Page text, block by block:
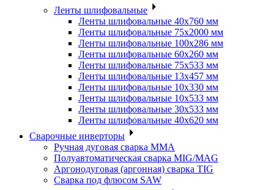
Ленты шлифовальные
Ленты шлифовальные 40х760 мм
Ленты шлифовальные 75х2000 мм
Ленты шлифовальные 100х286 мм
Ленты шлифовальные 60х260 мм
Ленты шлифовальные 75х533 мм
Ленты шлифовальные 13х457 мм
Ленты шлифовальные 10х330 мм
Ленты шлифовальные 10х533 мм
Ленты шлифовальные 30х533 мм
Ленты шлифовальные 40х620 мм
Сварочные инверторы
Ручная дуговая сварка MMA
Полуавтоматическая сварка MIG/MAG
Аргонодуговая (аргонная) сварка TIG
Сварка под флюсом SAW